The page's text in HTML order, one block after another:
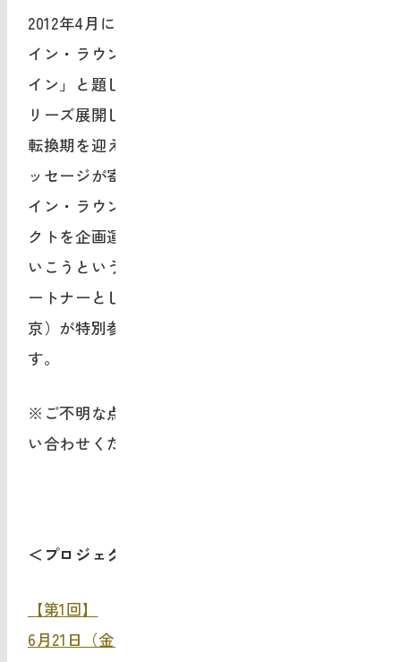
2012年4月にスタートした武蔵野美術大学 デザ
イン・ラウンジでは、「これからの日本のデザ
イン」と題したトップ・デザインセミナーをシ
リーズ展開してきました。そこでは有識者から
転換期を迎えているデザインに対して様々なメ
ッセージが寄せられました。それを受けてデザ
イン・ラウンジが社会実験につながるプロジェ
クトを企画運営し具体的な社会運動につなげて
いこうというのが本プロジェクトです。そのパ
ートナーとして、40周年を迎えたランドー（東
京）が特別参加しコラボレーションを展開しま
す。
※ご不明な点は、デザイン・ラウンジまでお問
い合わせください。
＜プロジェクト研究会＞
【第1回】
6月21日（金）武蔵野美術大学 デザイン・ラウン